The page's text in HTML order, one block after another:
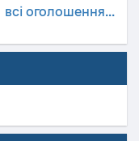
всі оголошення...